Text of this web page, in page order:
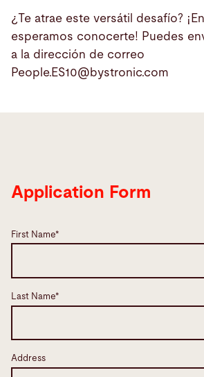
¿Te atrae este versátil desafío?
esperamos conocerte! Puedes
a la dirección de correo
People.ES10@bystronic.com
Application Form
First Name*
Last Name*
Address